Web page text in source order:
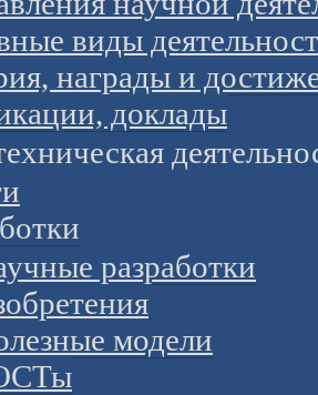
виды
награды и
доклады
разработки
модели